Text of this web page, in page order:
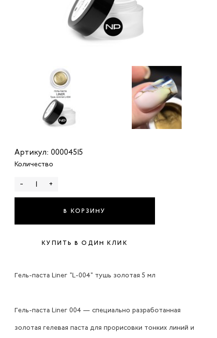
Артикул: 00004515
Количество
- +
В КОРЗИНУ
КУПИТЬ В ОДИН КЛИК
Гель-паста Liner "L-004" тушь золотая 5 мл
Гель-паста Liner 004 — специально разработанная
золотая гелевая паста для прорисовки тонких линий и